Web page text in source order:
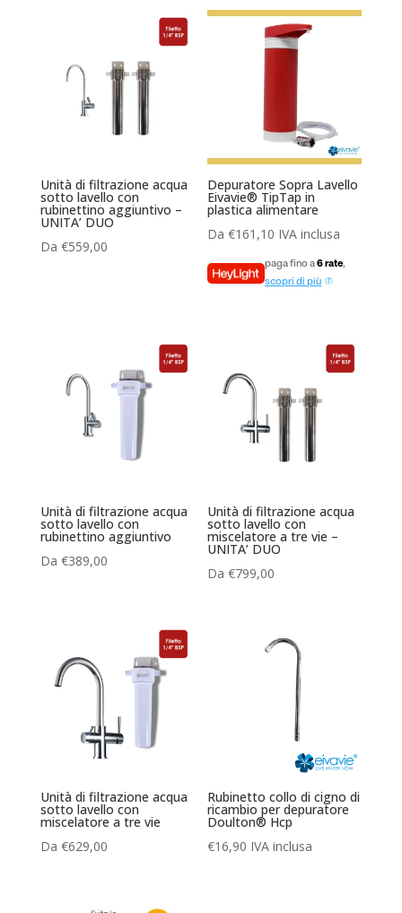
al
più
recente
Unità di filtrazione acqua
sotto lavello con
rubinettino aggiuntivo –
UNITA’ DUO
Da €559,00
Depuratore Sopra Lavello
Eivavie® TipTap in
plastica alimentare
Da €161,10 IVA inclusa
paga fino a6 rate,
scopri di più
Unità di filtrazione acqua
sotto lavello con
rubinettino aggiuntivo
Da €389,00
Unità di filtrazione acqua
sotto lavello con
miscelatore a tre vie –
UNITA’ DUO
Da€799,00
Unità di filtrazione acqua
sotto lavello con
miscelatore a tre vie
Da €629,00
Rubinetto collo di cigno di
ricambio per depuratore
Doulton® Hcp
€16,90 IVA inclusa